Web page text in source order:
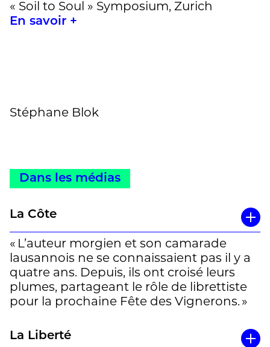
« Soil to Soul » Symposium, Zurich
En savoir +
Stéphane Blok
Dans les médias
La Côte
« L’auteur morgien et son camarade
lausannois ne se connaissaient pas il y a
quatre ans. Depuis, ils ont croisé leurs
plumes, partageant le rôle de librettiste
pour la prochaine Fête des Vignerons. »
Un article de Marion Police à lire en entier
ici
La Liberté